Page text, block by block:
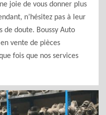
joie de vous donner plus
n’hésitez pas à leur
de doute. Boussy Auto
vente de pièces
fois que nos services